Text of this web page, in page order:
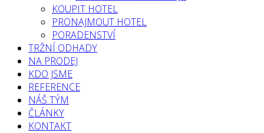
KOUPIT HOTEL
PRONAJMOUT HOTEL
PORADENSTVÍ
TRŽNÍ ODHADY
NA PRODEJ
KDO JSME
REFERENCE
NÁŠ TÝM
ČLÁNKY
KONTAKT